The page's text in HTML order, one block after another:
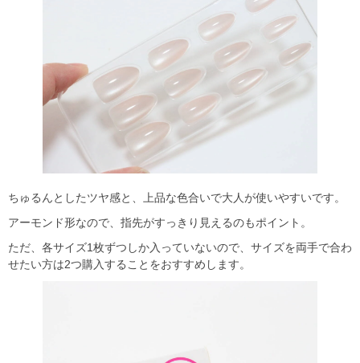
ちゅるんとしたツヤ感と、上品な色合いで大人が使いやすいです。
アーモンド形なので、指先がすっきり見えるのもポイント。
ただ、各サイズ1枚ずつしか入っていないので、サイズを両手で合わ
せたい方は2つ購入することをおすすめします。